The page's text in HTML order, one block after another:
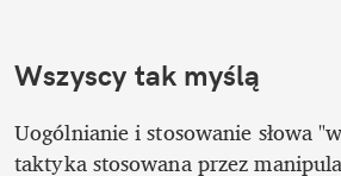
Wszyscy tak myślą
Uogólnianie i stosowanie słowa
taktyka stosowana przez